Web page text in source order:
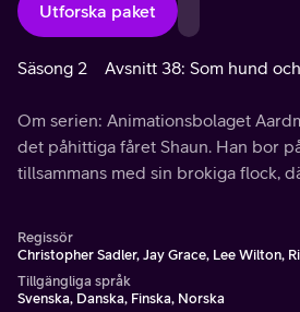
Utforska paket
Säsong 2 Avsnitt 38: Som hund
Om serien: Animationsbolaget
det påhittiga fåret Shaun. Han bor
tillsammans med sin brokiga flock,
Regissör
Christopher Sadler, Jay Grace, Lee Wilton,
Tillgängliga språk
Svenska, Danska, Finska, Norska